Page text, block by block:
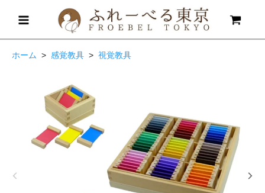
ホーム > 感覚教具 > 視覚教具